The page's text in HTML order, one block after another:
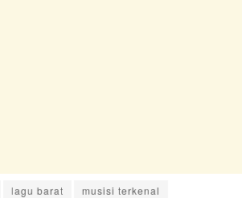
lagu barat
musisi terkenal